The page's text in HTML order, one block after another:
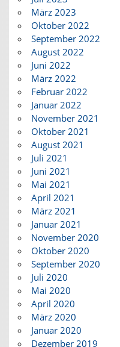
März 2023
Oktober 2022
September 2022
August 2022
Juni 2022
März 2022
Februar 2022
Januar 2022
November 2021
Oktober 2021
August 2021
Juli 2021
Juni 2021
Mai 2021
April 2021
März 2021
Januar 2021
November 2020
Oktober 2020
September 2020
Juli 2020
Mai 2020
April 2020
März 2020
Januar 2020
Dezember 2019